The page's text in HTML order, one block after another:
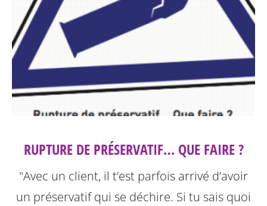
RUPTURE DE PRÉSERVATIF… QUE FAIRE ?
"Avec un client, il t’est parfois arrivé d’avoir
un préservatif qui se déchire. Si tu sais quoi